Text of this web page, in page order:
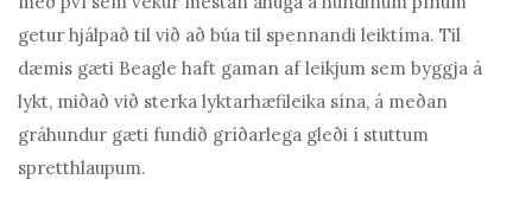
getur hjálpað til við að búa til spennandi leiktíma. Til
dæmis gæti Beagle haft gaman af leikjum sem byggja á
lykt, miðað við sterka lyktarhæfileika sína, á meðan
gráhundur gæti fundið gríðarlega gleði í stuttum
spretthlaupum.